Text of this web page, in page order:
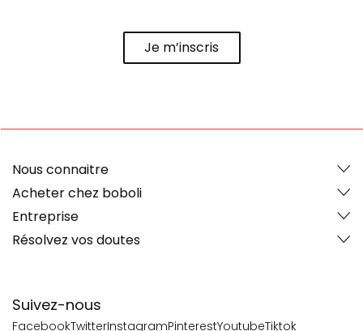
Je m’inscris
Suivez-nous
FacebookTwitterInstagramPinterestYoutubeTiktok
Nous connaitre
Acheter chez boboli
Entreprise
Résolvez vos doutes